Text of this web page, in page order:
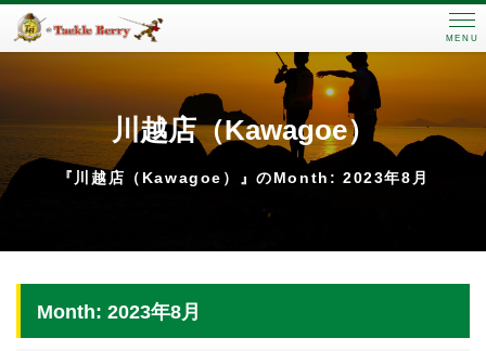
MENU
川越店（Kawagoe）
『川越店（Kawagoe）』のMonth: 2023年8月
Month: 2023年8月